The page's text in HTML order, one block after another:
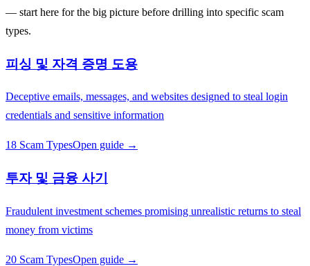
— start here for the big picture before drilling into specific scam
types.
피싱 및 자격 증명 도용
Deceptive emails, messages, and websites designed to steal login
credentials and sensitive information
18 Scam TypesOpen guide →
투자 및 금융 사기
Fraudulent investment schemes promising unrealistic returns to steal
money from victims
20 Scam TypesOpen guide →